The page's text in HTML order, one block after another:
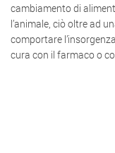
cambiamento di
l’animale, ciò oltre ad
comportare
cura con il farmaco o